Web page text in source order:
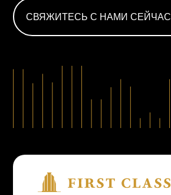
СВЯЖИТЕСЬ С НАМИ СЕЙЧАС